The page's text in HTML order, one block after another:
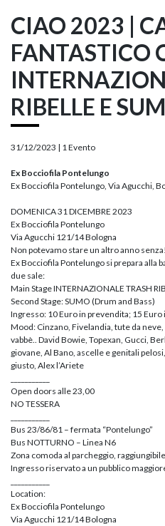
CIAO 2023 |
FANTASTICO
RIBELLE E
31/12/2023 | 1 Evento
Ex Bocciofila Pontelungo
Ex Bocciofila Pontelungo, Via Agucchi,
DOMENICA 31 DICEMBRE 2023
Ex Bocciofila Pontelungo
Via Agucchi 121/14 Bologna
Non potevamo stare un altro anno
Ex Bocciofila Pontelungo si prepara alla
due sale:
Main Stage INTERNAZIONALE TRASH
Second Stage: SUMO (Drum and Bass)
Ingresso: 10 Euro in prevendita; 15 Euro
Mood: Cinzano, Fivelandia, tute da
vabbè.. David Bowie, Topexan, Gucci,
giovane, Al Bano, ascelle e genitali
giusto, Alex l’Ariete
Open doors alle 23,00
NO TESSERA
Bus 23/86/81 – fermata “Pontelungo”
Bus NOTTURNO – Linea N6
Zona comoda al parcheggio,
Ingresso riservato a un pubblico
Location:
Ex Bocciofila Pontelungo
Via Agucchi 121/14 Bologna